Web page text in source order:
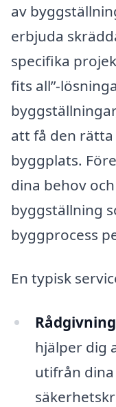
av
erbjuda
specifika
fits all”-
att få den
byggplats.
dina behov
byggställning
byggprocess
En typisk
hjälper dig
utifrån